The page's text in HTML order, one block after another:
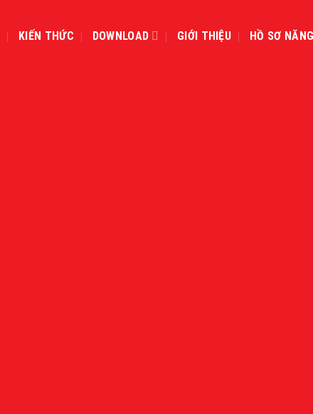
KIẾN THỨC DOWNLOAD GIỚI THIỆU HỒ SƠ